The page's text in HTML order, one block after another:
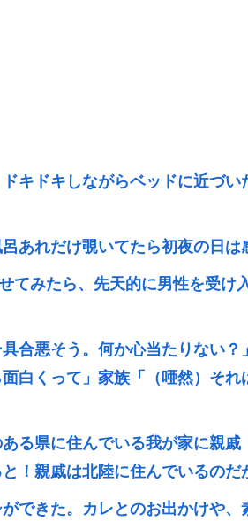
キドキしながらベッドに近づい
あれだけ覗いてたら初夜の日は
てみたら、先天的に男性を受け
具合悪そう。何か心当たりない
白くって」家族「（唖然）そ
ある県に住んでいる我が家に親
！親戚は北陸に住んでいるの
ができた。カレとのお出かけや